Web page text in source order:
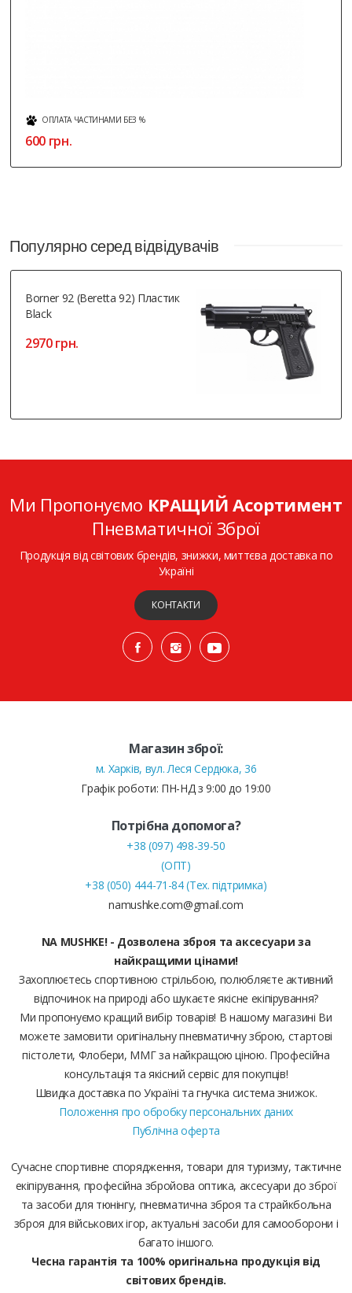
ОПЛАТА ЧАСТИНАМИ БЕЗ %
600 грн.
Популярно серед відвідувачів
Borner 92 (Beretta 92) Пластик
Black
2970 грн.
Ми Пропонуємо КРАЩИЙ Асортимент
Пневматичної Зброї
Продукція від світових брендів, знижки, миттєва доставка по
Україні
КОНТАКТИ
Магазин зброї:
м. Харків, вул. Леся Сердюка, 36
Графік роботи: ПН-НД з 9:00 до 19:00
Потрібна допомога?
+38 (097) 498-39-50
(ОПТ)
+38 (050) 444-71-84 (Тех. підтримка)
namushke.com@gmail.com
NA MUSHKE! - Дозволена зброя та аксесуари за
найкращими цінами!
Захоплюєтесь спортивною стрільбою, полюбляєте активний
відпочинок на природі або шукаєте якісне екіпірування?
Ми пропонуємо кращий вибір товарів! В нашому магазині Ви
можете замовити оригінальну пневматичну зброю, стартові
пістолети, Флобери, ММГ за найкращою ціною. Професійна
консультація та якісний сервіс для покупців!
Швидка доставка по Україні та гнучка система знижок.
Положення про обробку персональних даних
Публічна оферта
Сучасне спортивне спорядження, товари для туризму, тактичне
екіпірування, професійна збройова оптика, аксесуари до зброї
та засоби для тюнінгу, пневматична зброя та страйкбольна
зброя для військових ігор, актуальні засоби для самооборони і
багато іншого.
Чесна гарантія та 100% оригінальна продукція від
світових брендів.